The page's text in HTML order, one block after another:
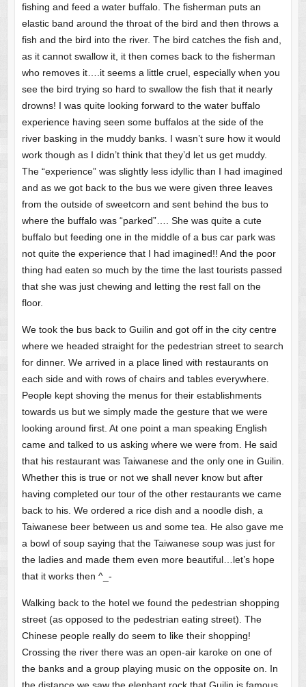
fishing and feed a water buffalo. The fisherman puts an
elastic band around the throat of the bird and then throws a
fish and the bird into the river. The bird catches the fish and,
as it cannot swallow it, it then comes back to the fisherman
who removes it….it seems a little cruel, especially when you
see the bird trying so hard to swallow the fish that it nearly
drowns! I was quite looking forward to the water buffalo
experience having seen some buffalos at the side of the
river basking in the muddy banks. I wasn’t sure how it would
work though as I didn’t think that they’d let us get muddy.
The “experience” was slightly less idyllic than I had imagined
and as we got back to the bus we were given three leaves
from the outside of sweetcorn and sent behind the bus to
where the buffalo was “parked”…. She was quite a cute
buffalo but feeding one in the middle of a bus car park was
not quite the experience that I had imagined!! And the poor
thing had eaten so much by the time the last tourists passed
that she was just chewing and letting the rest fall on the
floor.
We took the bus back to Guilin and got off in the city centre
where we headed straight for the pedestrian street to search
for dinner. We arrived in a place lined with restaurants on
each side and with rows of chairs and tables everywhere.
People kept shoving the menus for their establishments
towards us but we simply made the gesture that we were
looking around first. At one point a man speaking English
came and talked to us asking where we were from. He said
that his restaurant was Taiwanese and the only one in Guilin.
Whether this is true or not we shall never know but after
having completed our tour of the other restaurants we came
back to his. We ordered a rice dish and a noodle dish, a
Taiwanese beer between us and some tea. He also gave me
a bowl of soup saying that the Taiwanese soup was just for
the ladies and made them even more beautiful…let’s hope
that it works then ^_-
Walking back to the hotel we found the pedestrian shopping
street (as opposed to the pedestrian eating street). The
Chinese people really do seem to like their shopping!
Crossing the river there was an open-air karoke on one of
the banks and a group playing music on the opposite on. In
the distance we saw the elephant rock that Guilin is famous